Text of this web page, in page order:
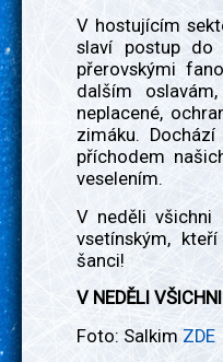
V hostujícím
slaví postup do
přerovskými
dalším
neplacené,
zimáku.
příchodem
veselením.
V neděli všichni
vsetínským,
šanci!
V NEDĚLI
Foto: Salkim ZDE